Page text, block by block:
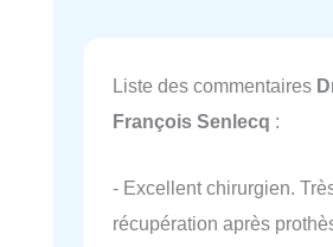
Liste des commentaires
François Senlecq :
- Excellent chirurgien.
récupération après